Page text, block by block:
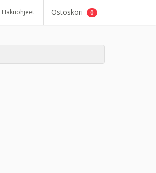
Hakuohjeet Ostoskori 0